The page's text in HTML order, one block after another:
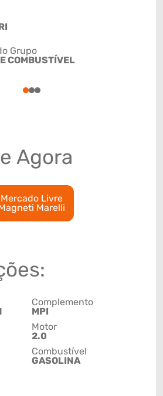
Grupo
COMBUSTÍVEL
123
Agora
Mercado Livre
Marelli
Complemento
MPI
Motor
2.0
Combustível
GASOLINA